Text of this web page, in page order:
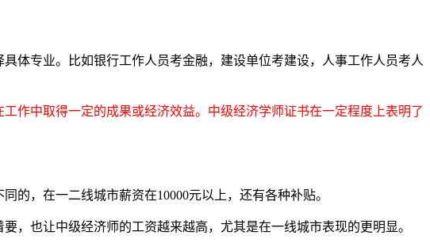
专业。比如银行工作人员考金融，建设单位考建设，人事工作人员考人
作中取得一定的成果或经济效益。中级经济学师证书在一定程度上表明了
，在一二线城市薪资在10000元以上，还有各种补贴。
也让中级经济师的工资越来越高，尤其是在一线城市表现的更明显。